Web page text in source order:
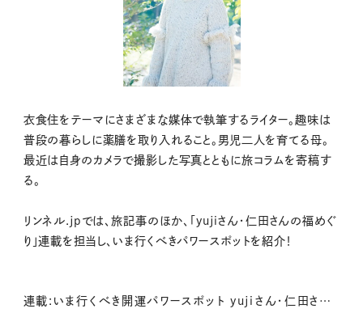
衣食住をテーマにさまざまな媒体で執筆するライター。趣味は
普段の暮らしに薬膳を取り入れること。男児二人を育てる母。
最近は自身のカメラで撮影した写真とともに旅コラムを寄稿す
る。
リンネル.jpでは、旅記事のほか、「yujiさん・仁田さんの福めぐ
り」連載を担当し、いま行くべきパワースポットを紹介！
連載:いま行くべき開運パワースポット yujiさん・仁田さんの福めぐり